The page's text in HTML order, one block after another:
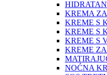
KREMA
KREME S
KREME S
KREME S
KREME
NOĆNA